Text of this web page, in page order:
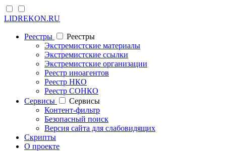
LIDREKON.RU
Реестры
Реестры
Экстремистские материалы
Экстремистские ссылки
Экстремистские организации
Реестр иноагентов
Реестр НКО
Реестр СОНКО
Cервисы
Cервисы
Контент-фильтр
Безопасный поиск
Версия сайта для слабовидящих
Скрипты
О проекте